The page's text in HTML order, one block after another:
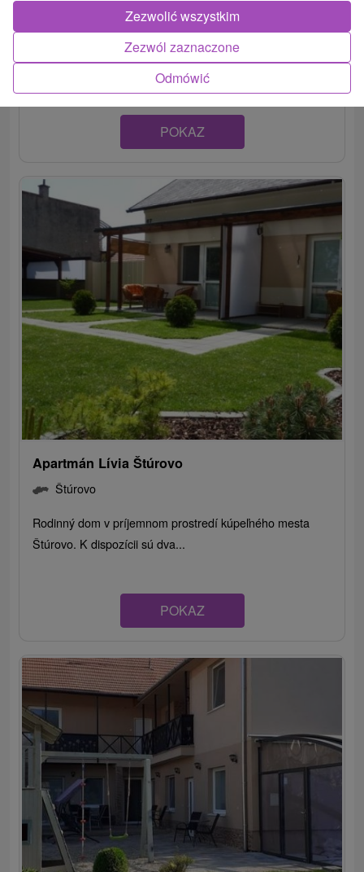
Rekreačný dom v krásnom kúpeľnom meste Štúrovo.
Disponuje štyrmi samostatnými izbami s TV, pri...
POKAZ
Apartmán Lívia Štúrovo
Štúrovo
Rodinný dom v príjemnom prostredí kúpeľného mesta
Štúrovo. K dispozícii sú dva...
POKAZ
Odmówić
Zezwól zaznaczone
Zezwolić wszystkim